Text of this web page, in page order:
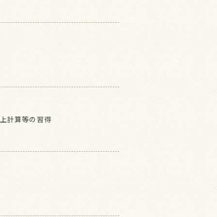
計算等の習得